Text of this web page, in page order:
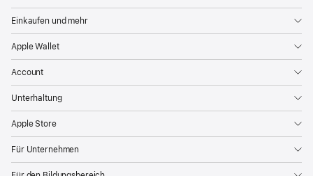
Einkaufen und mehr
Apple Wallet
Account
Unterhaltung
Apple Store
Für Unternehmen